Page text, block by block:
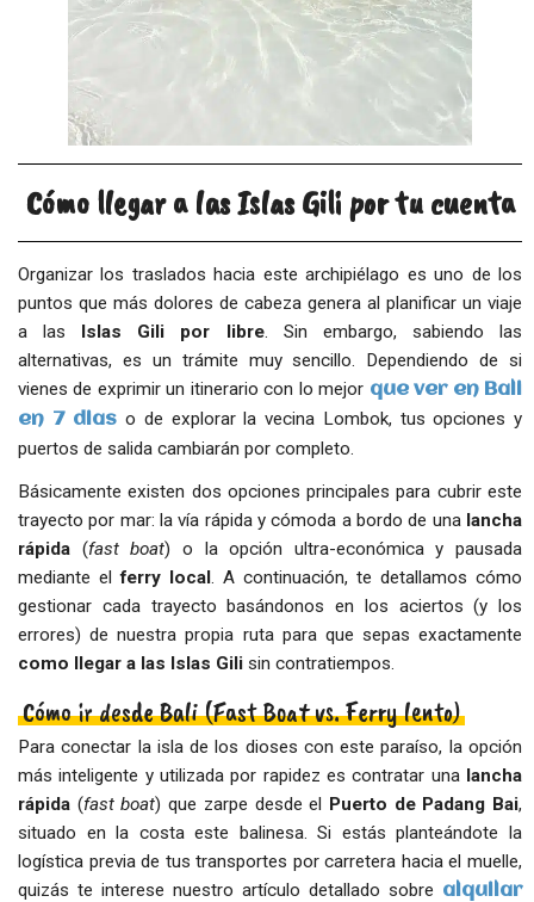
Cómo llegar a las Islas Gili por tu cuenta
Organizar los traslados hacia este archipiélago es uno de los
puntos que más dolores de cabeza genera al planificar un viaje
a las Islas Gili por libre. Sin embargo, sabiendo las
alternativas, es un trámite muy sencillo. Dependiendo de si
vienes de exprimir un itinerario con lo mejor que ver en Bali
en 7 dias o de explorar la vecina Lombok, tus opciones y
puertos de salida cambiarán por completo.
Básicamente existen dos opciones principales para cubrir este
trayecto por mar: la vía rápida y cómoda a bordo de una lancha
rápida (fast boat) o la opción ultra-económica y pausada
mediante elferry local. A continuación, te detallamos cómo
gestionar cada trayecto basándonos en los aciertos (y los
errores) de nuestra propia ruta para que sepas exactamente
como llegar a las Islas Gili sin contratiempos.
Cómo ir desde Bali (Fast Boat vs. Ferry lento)
Para conectar la isla de los dioses con este paraíso, la opción
más inteligente y utilizada por rapidez es contratar una lancha
rápida (fast boat) que zarpe desde el Puerto de Padang Bai,
situado en la costa este balinesa. Si estás planteándote la
logística previa de tus transportes por carretera hacia el muelle,
quizás te interese nuestro artículo detallado sobre alquilar